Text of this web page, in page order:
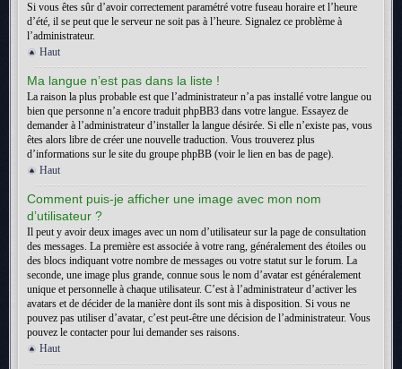
Si vous êtes sûr d’avoir correctement paramétré votre fuseau horaire et l’heure
d’été, il se peut que le serveur ne soit pas à l’heure. Signalez ce problème à
l’administrateur.
Haut
Ma langue n’est pas dans la liste !
La raison la plus probable est que l’administrateur n’a pas installé votre langue ou
bien que personne n’a encore traduit phpBB3 dans votre langue. Essayez de
demander à l’administrateur d’installer la langue désirée. Si elle n’existe pas, vous
êtes alors libre de créer une nouvelle traduction. Vous trouverez plus
d’informations sur le site du groupe phpBB (voir le lien en bas de page).
Haut
Comment puis-je afficher une image avec mon nom
d’utilisateur ?
Il peut y avoir deux images avec un nom d’utilisateur sur la page de consultation
des messages. La première est associée à votre rang, généralement des étoiles ou
des blocs indiquant votre nombre de messages ou votre statut sur le forum. La
seconde, une image plus grande, connue sous le nom d’avatar est généralement
unique et personnelle à chaque utilisateur. C’est à l’administrateur d’activer les
avatars et de décider de la manière dont ils sont mis à disposition. Si vous ne
pouvez pas utiliser d’avatar, c’est peut-être une décision de l’administrateur. Vous
pouvez le contacter pour lui demander ses raisons.
Haut